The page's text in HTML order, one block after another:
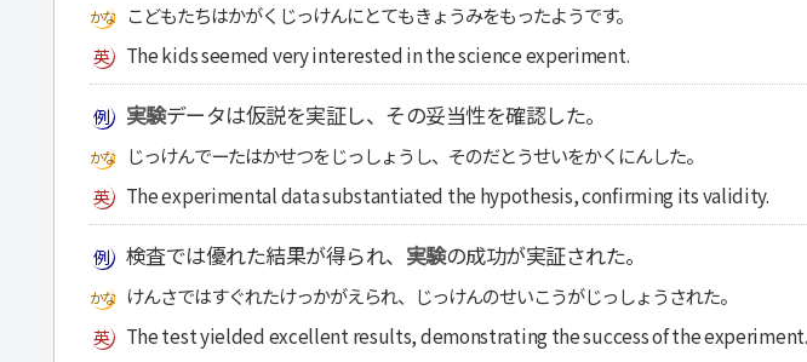
こどもたちはかがくじっけんにとてもきょうみをもったようです。
The kids seemed very interested in the science experiment.
実験データは仮説を実証し、その妥当性を確認した。
じっけんでーたはかせつをじっしょうし、そのだとうせいをかくにんした。
The experimental data substantiated the hypothesis, confirming its validity.
検査では優れた結果が得られ、 実験の成功が実証された。
けんさではすぐれたけっかがえられ、じっけんのせいこうがじっしょうされた。
The test yielded excellent results, demonstrating the success of the experiment.